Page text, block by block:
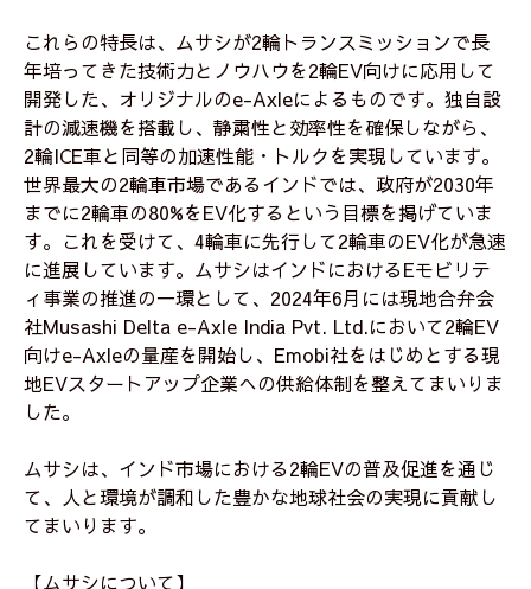
これらの特長は、ムサシが2輪トランスミッションで長
年培ってきた技術力とノウハウを2輪EV向けに応用して
開発した、オリジナルのe-Axleによるものです。独自設
計の減速機を搭載し、静粛性と効率性を確保しながら、
2輪ICE車と同等の加速性能・トルクを実現しています。
世界最大の2輪車市場であるインドでは、政府が2030年
までに2輪車の80%をEV化するという目標を掲げていま
す。これを受けて、4輪車に先行して2輪車のEV化が急速
に進展しています。ムサシはインドにおけるEモビリテ
ィ事業の推進の一環として、2024年6月には現地合弁会
社Musashi Delta e-Axle India Pvt. Ltd.において2輪EV
向けe-Axleの量産を開始し、Emobi社をはじめとする現
地EVスタートアップ企業への供給体制を整えてまいりま
した。
ムサシは、インド市場における2輪EVの普及促進を通じ
て、人と環境が調和した豊かな地球社会の実現に貢献し
てまいります。
【ムサシについて】